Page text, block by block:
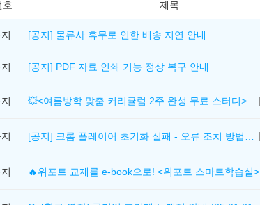
호 제목
[공지] 물류사 휴무로 인한 배송 지연 안내
[공지] PDF 자료 인쇄 기능 정상 복구 안내
🔥위포트 교재를 e-book으로! <위포트 스마트학습실>